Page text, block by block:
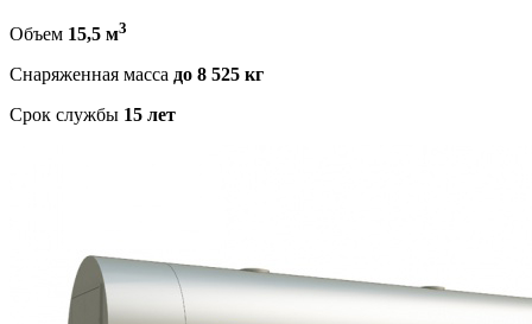
Объем 15,5 м3
Снаряженная масса до 8 525 кг
Срок службы 15 лет